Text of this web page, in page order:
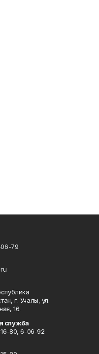
79
г. Учалы, ул.
16.
служба
80, 6-06-92